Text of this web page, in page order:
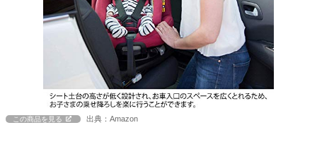
この商品を見る 出典：Amazon